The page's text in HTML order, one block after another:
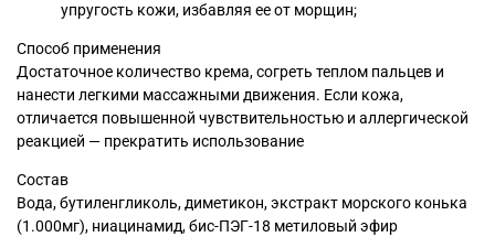
упругость кожи, избавляя ее от морщин;
Способ применения
Достаточное количество крема, согреть теплом пальцев и
нанести легкими массажными движения. Если кожа,
отличается повышенной чувствительностью и аллергической
реакцией — прекратить использование
Состав
Вода, бутиленгликоль, диметикон, экстракт морского конька
(1.000мг), ниацинамид, бис-ПЭГ-18 метиловый эфир